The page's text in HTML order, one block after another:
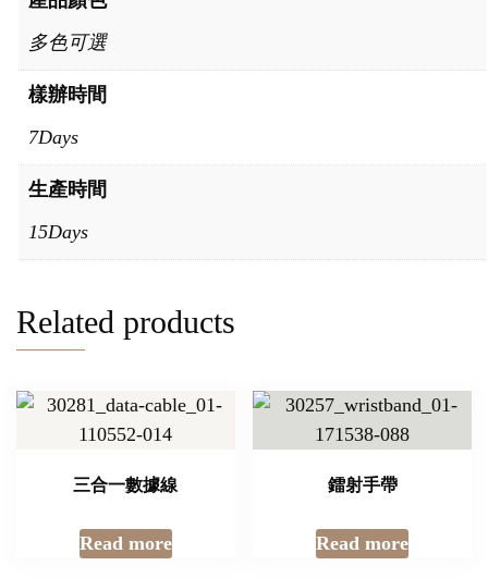
多色可選
樣辦時間
7Days
生產時間
15Days
Related products
三合一數據線
Read more
鐳射手帶
Read more